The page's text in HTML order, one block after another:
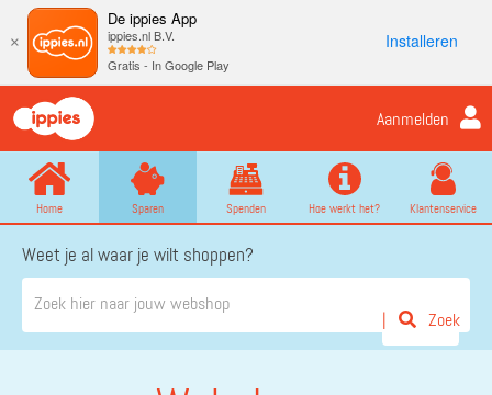
×
De ippies App
ippies.nl B.V.
Gratis - In Google Play
Installeren
Aanmelden
Home Sparen Spenden Hoe werkt het? Klantenservice
Weet je al waar je wilt shoppen?
Zoek